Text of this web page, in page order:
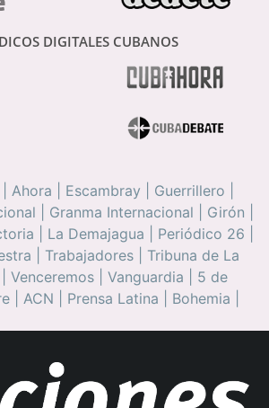
DIGITALES CUBANOS
Ahora Escambray Guerrillero
Granma Internacional Girón
La Demajagua Periódico 26
Trabajadores
Tribuna de La
Venceremos| Vanguardia
5 de
| ACN Prensa Latina Bohemia